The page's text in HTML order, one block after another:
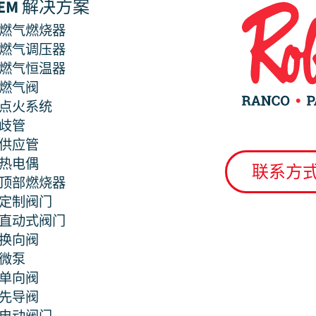
解决方案
气燃烧器
气调压器
气恒温器
气阀
点火系统
管
应管
热电偶
部燃烧器
定制阀门
动式阀门
向阀
泵
单向阀
先导阀
联系方